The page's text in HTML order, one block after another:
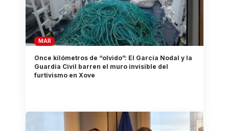
MAR
Once kilómetros de “olvido”: El García Nodal y la
Guardia Civil barren el muro invisible del
furtivismo en Xove